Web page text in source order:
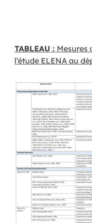
TABLEAU : Mesures
l’étude ELENA au